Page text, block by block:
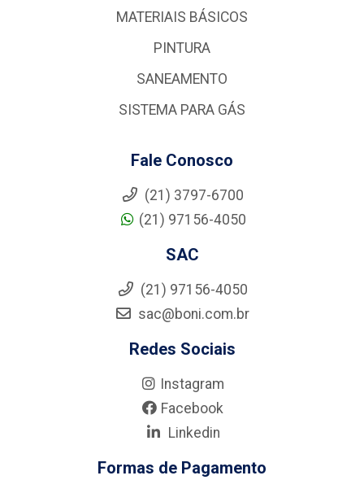
MATERIAIS BÁSICOS
PINTURA
SANEAMENTO
SISTEMA PARA GÁS
Fale Conosco
(21) 3797-6700
(21) 97156-4050
SAC
(21) 97156-4050
sac@boni.com.br
Redes Sociais
Instagram
Facebook
Linkedin
Formas de Pagamento